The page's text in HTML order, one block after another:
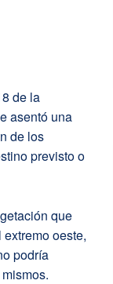
de la
asentó una
de los
previsto o
que
oeste,
podría